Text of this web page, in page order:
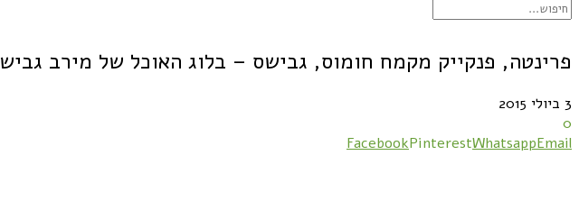
פרינטה, פנקייק מקמח חומוס, גבישס – בלוג האוכל של מירב גביש
3 ביולי 2015
0
FacebookPinterestWhatsappEmail